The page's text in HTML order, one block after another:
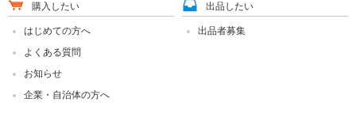
購入したい
はじめての方へ
よくある質問
お知らせ
企業・自治体の方へ
出品したい
出品者募集